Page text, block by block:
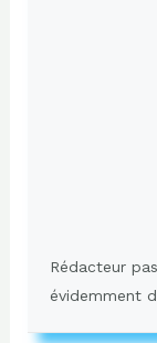
Rédacteur
évidemment